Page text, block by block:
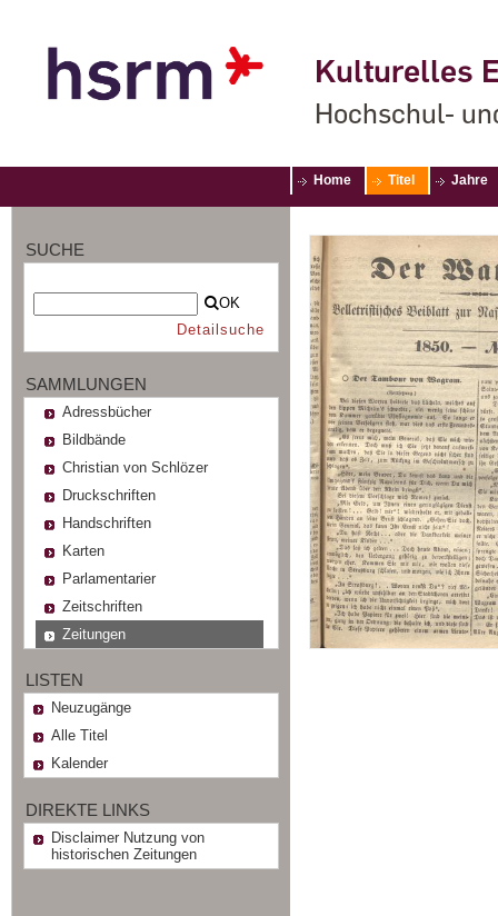
Kulturelles
Hochschul-
Home Titel Jahre
SUCHE
OK
Detailsuche
SAMMLUNGEN
Adressbücher
Bildbände
Christian von Schlözer
Druckschriften
Handschriften
Karten
Parlamentarier
Zeitschriften
Zeitungen
LISTEN
Neuzugänge
Alle Titel
Kalender
DIREKTE LINKS
Disclaimer Nutzung von
historischen Zeitungen